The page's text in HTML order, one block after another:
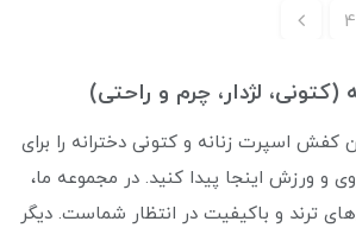
4
لژدار، چرم و راحتی)
اسپرت زنانه و کتونی دخترانه را برای
و ورزش اینجا پیدا کنید. در مجموعه ما،
ترند و باکیفیت در انتظار شماست. دیگر